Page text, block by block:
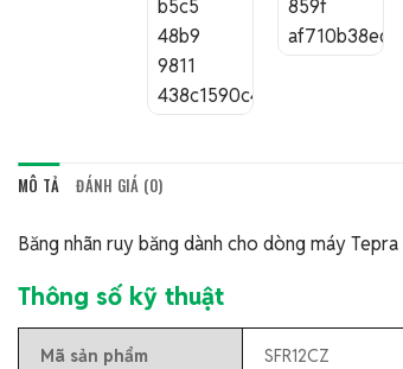
MÔ TẢ ĐÁNH GIÁ (0)
Băng nhãn ruy băng dành cho dòng máy Tepra
Thông số kỹ thuật
Mã sản phẩm SFR12CZ